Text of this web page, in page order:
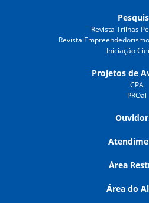
Revista Trilhas
Revista
Iniciação
Projetos de
CPA
PROai
Área
Área do